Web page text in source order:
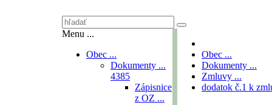
Menu ...
Obec ...
Dokumenty ...
4385
Zápisnice
z OZ ...
Obec ...
Dokumenty ...
Zmluvy ...
dodatok č.1 k